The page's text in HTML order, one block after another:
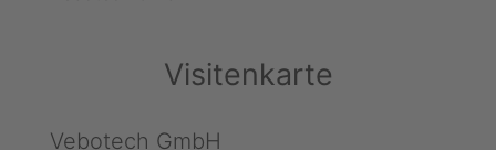
Visitenkarte
Vebotech GmbH